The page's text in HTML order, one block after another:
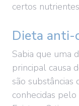
certos
Dieta anti-
Sabia que uma
principal causa
são
conhecidas